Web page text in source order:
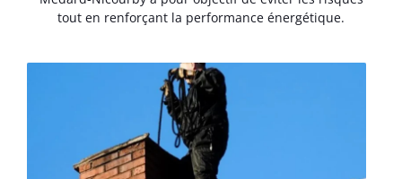
tout en renforçant la performance énergétique.